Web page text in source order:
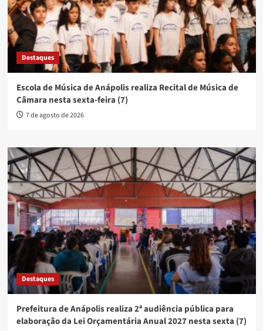
Destaques
Escola de Música de Anápolis realiza Recital de Música de
Câmara nesta sexta-feira (7)
7 de agosto de 2026
Destaques
Prefeitura de Anápolis realiza 2ª audiência pública para
elaboração da Lei Orçamentária Anual 2027 nesta sexta (7)